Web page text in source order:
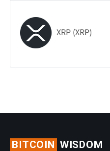
XRP (XRP)
BITCOIN WISDOM